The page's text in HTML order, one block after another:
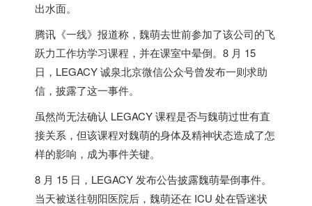
出水面。
腾讯《一线》报道称，魏萌去世前参加了该公司的飞
跃力工作坊学习课程，并在课室中晕倒。8 月 15
日，LEGACY 诚泉北京微信公众号曾发布一则求助
信，披露了这一事件。
虽然尚无法确认 LEGACY 课程是否与魏萌过世有直
接关系，但该课程对魏萌的身体及精神状态造成了怎
样的影响，成为事件关键。
8 月 15 日，LEGACY 发布公告披露魏萌晕倒事件。
当天被送往朝阳医院后，魏萌还在 ICU 处在昏迷状